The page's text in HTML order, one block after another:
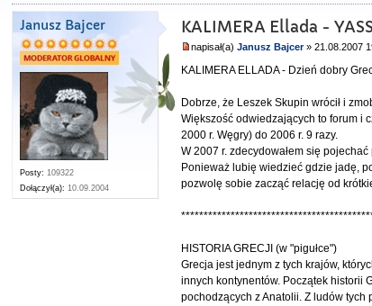
Janusz Bajcer
Posty: 109322
Dołączył(a): 10.09.2004
KALIMERA Ellada -
napisał(a)Janusz Bajcer» 21.08.2007
KALIMERA ELLADA - Dzień dobry
Dobrze, że Leszek Skupin wrócił i
Większość odwiedzających to forum i
2000 r. Węgry) do 2006 r. 9 razy.
W 2007 r. zdecydowałem się
Ponieważ lubię wiedzieć gdzie jadę,
pozwolę sobie zacząć relację od
HISTORIA GRECJI (w "pigułce")
Grecja jest jednym z tych krajów,
innych kontynentów. Początek historii
pochodzących z Anatolii. Z ludów tych